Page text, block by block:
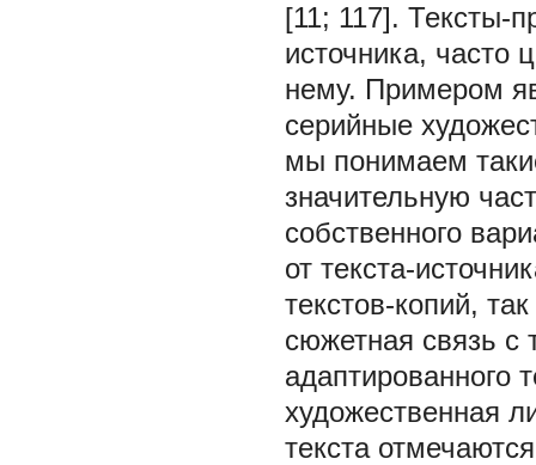
[11; 117]. Тексты-
источника, часто
нему. Примером
серийные
мы понимаем
значительную
собственного
от текста-
текстов-копий,
сюжетная связь с
адаптированного
художественная
текста